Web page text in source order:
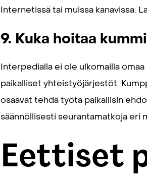
Internetissä tai muissa kanavissa.
9. Kuka hoitaa
Interpedialla ei ole ulkomailla
paikalliset yhteistyöjärjestöt.
osaavat tehdä työtä paikallisin
säännöllisesti seurantamatkoja eri
Eettiset